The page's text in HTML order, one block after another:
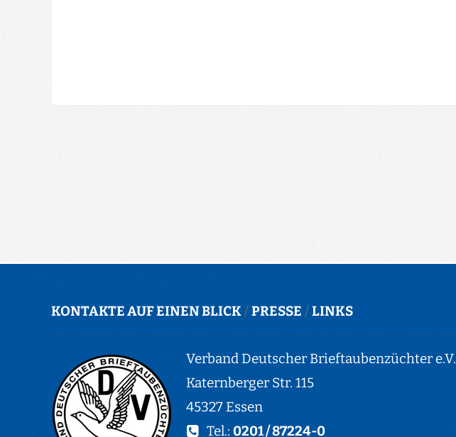
KONTAKTE AUF EINEN BLICK/PRESSE /LINKS
Verband Deutscher Brieftaubenzüchter e.V.
Katernberger Str. 115
45327 Essen
Tel.: 0201 / 87224-0